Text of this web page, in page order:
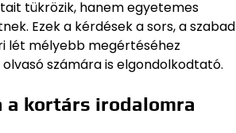
tükrözik, hanem egyetemes
Ezek a kérdések a sors, a szabad
lét mélyebb megértéséhez
számára is elgondolkodtató.
a kortárs irodalomra